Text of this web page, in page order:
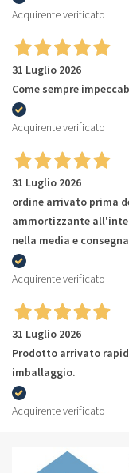
Acquirente verificato
31 Luglio 2026
Come sempre
Acquirente verificato
31 Luglio 2026
ordine arrivato prima
ammortizzante
nella media e
Acquirente verificato
31 Luglio 2026
Prodotto arrivato
imballaggio.
Acquirente verificato